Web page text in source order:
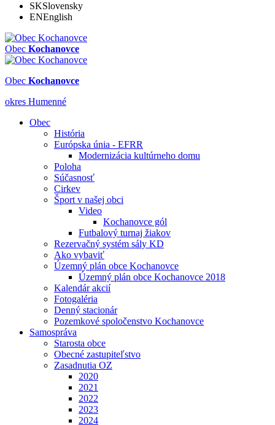
SKSlovensky
ENEnglish
Obec Kochanovce
Obec Kochanovce
okres Humenné
Obec
História
Európska únia - EFRR
Modernizácia kultúrneho domu
Poloha
Súčasnosť
Cirkev
Šport v našej obci
Video
Kochanovce gól
Futbalový turnaj žiakov
Rezervačný systém sály KD
Ako vybaviť
Územný plán obce Kochanovce
Územný plán obce Kochanovce 2018
Kalendár akcií
Fotogaléria
Denný stacionár
Pozemkové spoločenstvo Kochanovce
Samospráva
Starosta obce
Obecné zastupiteľstvo
Zasadnutia OZ
2020
2021
2022
2023
2024